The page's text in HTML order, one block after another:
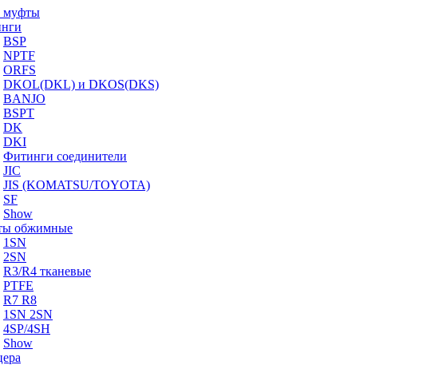
муфты
BSP
NPTF
ORFS
DKOL(DKL) и DKOS(DKS)
BANJO
BSPT
DK
DKI
Фитинги соединители
JIC
JIS (KOMATSU/TOYOTA)
SF
Show
обжимные
1SN
2SN
R3/R4 тканевые
PTFE
R7 R8
1SN 2SN
4SP/4SH
Show